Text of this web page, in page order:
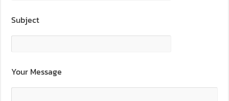
Subject
Your Message